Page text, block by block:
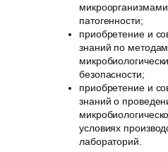
патогенности;
приобретение и
знаний по
безопасности;
приобретение и
знаний о
условиях
лабораторий.